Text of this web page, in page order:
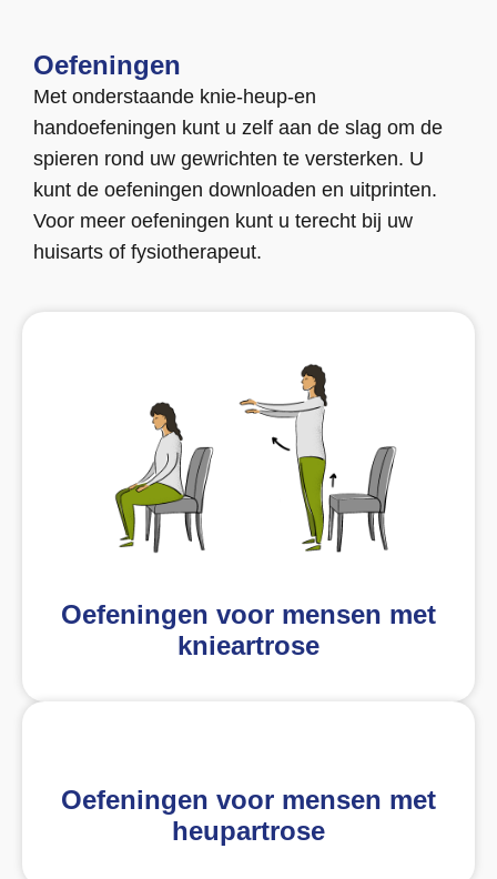
Oefeningen
Met onderstaande knie-heup-en
handoefeningen kunt u zelf aan de slag om de
spieren rond uw gewrichten te versterken. U
kunt de oefeningen downloaden en uitprinten.
Voor meer oefeningen kunt u terecht bij uw
huisarts of fysiotherapeut.
Oefeningen voor mensen met
knieartrose
Oefeningen voor mensen met
heupartrose